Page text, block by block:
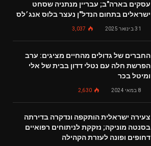
עסקים בארה"ב; עבריין מנתניה שסחט
ישראלים בתחום הנדל"ן נעצר בלוס אנג׳לס
31 בינואר 2025 3,037
החברים של גדולים מהחיים מציגים: ערב
הפרשת חלה עם נטלי דדון בבית של אלי
ומיטל בכר
8 במאי 2024 2,630
צעירה ישראלית הותקפה ונדקרה בדירתה
בסנטה מוניקה; נזקקת לניתוחים רפואיים
דחופים ופונה לעזרת הקהילה